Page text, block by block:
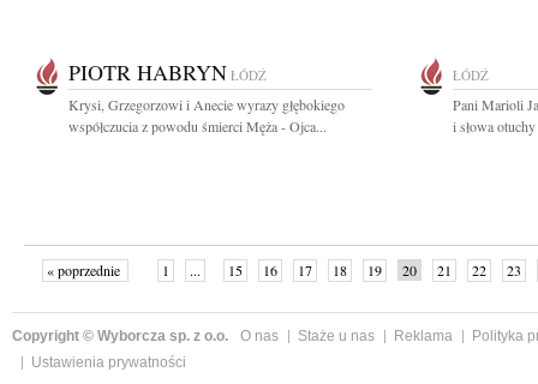
PIOTR HABRYN ŁÓDŹ
Krysi, Grzegorzowi i Anecie wyrazy głębokiego
współczucia z powodu śmierci Męża - Ojca...
ŁÓDŹ
Pani Marioli
i słowa
« poprzednie 1 ... 15 16 17 18 19 20 21 22
23
Copyright © Wyborcza sp. z o.o. O nas Staże u nas Reklama
Polityka
Ustawienia prywatności